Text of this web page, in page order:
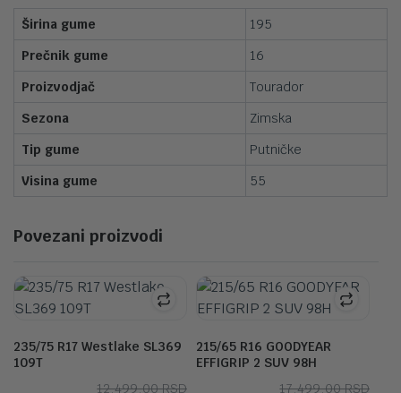
Širina gume
195
Prečnik gume
16
Proizvodjač
Tourador
Sezona
Zimska
Tip gume
Putničke
Visina gume
55
Povezani proizvodi
235/75 R17 Westlake SL369
109T
12,499.00RSDOriginalna
Trenutna
215/65 R16 GOODYEAR
EFFIGRIP 2 SUV 98H
17,499.00RSD